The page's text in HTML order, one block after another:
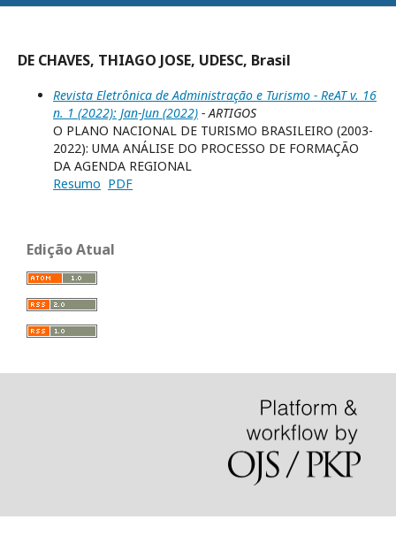
DE CHAVES, THIAGO JOSE, UDESC, Brasil
Revista Eletrônica de Administração e Turismo - ReAT v. 16
n. 1 (2022): Jan-Jun (2022) - ARTIGOS
O PLANO NACIONAL DE TURISMO BRASILEIRO (2003-
2022): UMA ANÁLISE DO PROCESSO DE FORMAÇÃO
DA AGENDA REGIONAL
Resumo PDF
Edição Atual